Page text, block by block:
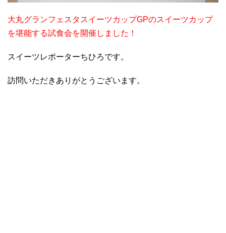
大丸グランフェスタスイーツカップGPのスイーツカップ
を堪能する試食会を開催しました！
スイーツレポーターちひろです。
訪問いただきありがとうございます。